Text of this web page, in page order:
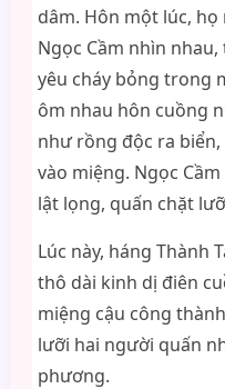
dâm. Hôn một lúc, họ
Ngọc Cầm nhìn
yêu cháy bỏng trong
ôm nhau hôn cuồng
như rồng độc ra
vào miệng. Ngọc
lật lọng, quấn chặt
Lúc này, háng Thành
thô dài kinh dị điên
miệng cậu công
lưỡi hai người quấn
phương.